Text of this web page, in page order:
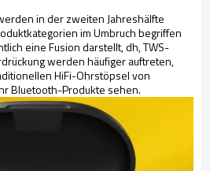
in der zweiten Jahreshälfte
im Umbruch begriffen
eine Fusion darstellt, dh, TWS-
werden häufiger auftreten,
HiFi-Ohrstöpsel von
Bluetooth-Produkte sehen.